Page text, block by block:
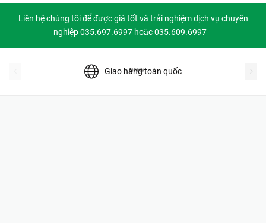
Liên hệ chúng tôi để được giá tốt và trải nghiệm dịch vụ chuyên
nghiệp 035.697.6997 hoặc 035.609.6997
Giao hàng toàn quốc
prev